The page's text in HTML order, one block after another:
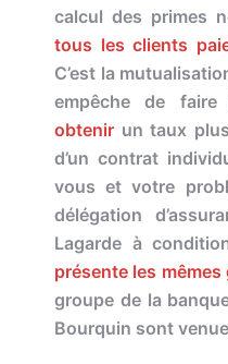
calcul des primes
tous les clients
C’est la
empêche de
obtenir un taux
d’un contrat
vous et votre
délégation
Lagarde à
présente les mêmes
groupe de la
Bourquin sont